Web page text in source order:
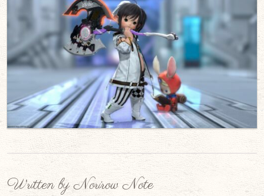
Written by Norirow Note